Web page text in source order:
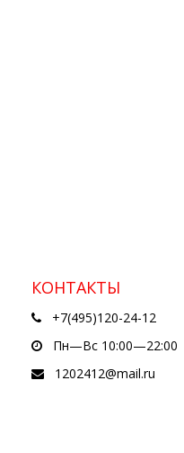
КОНТАКТЫ
+7(495)120-24-12
Пн—Вс 10:00—22:00
1202412@mail.ru